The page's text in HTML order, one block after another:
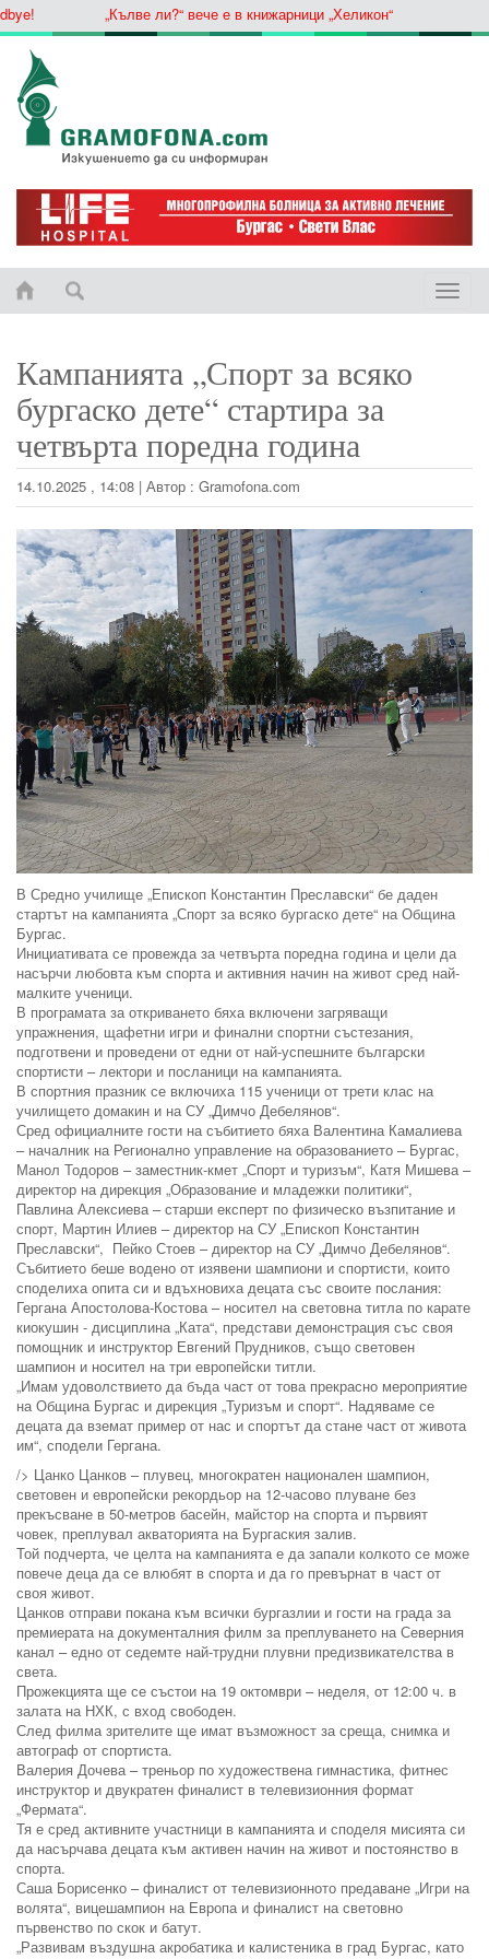
„Кълве ли?“ вече е в книжарници „Хеликон“
Toggle
Кампанията „Спорт за всяко
бургаско дете“ стартира за
четвърта поредна година
14.10.2025 , 14:08 | Автор : Gramofona.com
В Средно училище „Епископ Константин Преславски“ бе даден
стартът на кампанията „Спорт за всяко бургаско дете“ на Община
Бургас.
Инициативата се провежда за четвърта поредна година и цели да
насърчи любовта към спорта и активния начин на живот сред най-
малките ученици.
В програмата за откриването бяха включени загряващи
упражнения, щафетни игри и финални спортни състезания,
подготвени и проведени от едни от най-успешните български
спортисти – лектори и посланици на кампанията.
В спортния празник се включиха 115 ученици от трети клас на
училището домакин и на СУ „Димчо Дебелянов“.
Сред официалните гости на събитието бяха Валентина Камалиева
– началник на Регионално управление на образованието – Бургас,
Манол Тодоров – заместник-кмет „Спорт и туризъм“, Катя Мишева –
директор на дирекция „Образование и младежки политики“,
Павлина Алексиева – старши експерт по физическо възпитание и
спорт, Мартин Илиев – директор на СУ „Епископ Константин
Преславски“, Пейко Стоев – директор на СУ „Димчо Дебелянов“.
Събитието беше водено от изявени шампиони и спортисти, които
споделиха опита си и вдъхновиха децата със своите послания:
Гергана Апостолова-Костова – носител на световна титла по карате
киокушин - дисциплина „Ката“, представи демонстрация със своя
помощник и инструктор Евгений Прудников, също световен
шампион и носител на три европейски титли.
„Имам удоволствието да бъда част от това прекрасно мероприятие
на Община Бургас и дирекция „Туризъм и спорт“. Надяваме се
децата да вземат пример от нас и спортът да стане част от живота
им“, сподели Гергана.
/> Цанко Цанков – плувец, многократен национален шампион,
световен и европейски рекордьор на 12-часово плуване без
прекъсване в 50-метров басейн, майстор на спорта и първият
човек, преплувал акваторията на Бургаския залив.
Той подчерта, че целта на кампанията е да запали колкото се може
повече деца да се влюбят в спорта и да го превърнат в част от
своя живот.
Цанков отправи покана към всички бургазлии и гости на града за
премиерата на документалния филм за преплуването на Северния
канал – едно от седемте най-трудни плувни предизвикателства в
света.
Прожекцията ще се състои на 19 октомври – неделя, от 12:00 ч. в
залата на НХК, с вход свободен.
След филма зрителите ще имат възможност за среща, снимка и
автограф от спортиста.
Валерия Дочева – треньор по художествена гимнастика, фитнес
инструктор и двукратен финалист в телевизионния формат
„Фермата“.
Тя е сред активните участници в кампанията и споделя мисията си
да насърчава децата към активен начин на живот и постоянство в
спорта.
Саша Борисенко – финалист от телевизионното предаване „Игри на
волята“, вицешампион на Европа и финалист на световно
първенство по скок и батут.
„Развивам въздушна акробатика и калистеника в град Бургас, като